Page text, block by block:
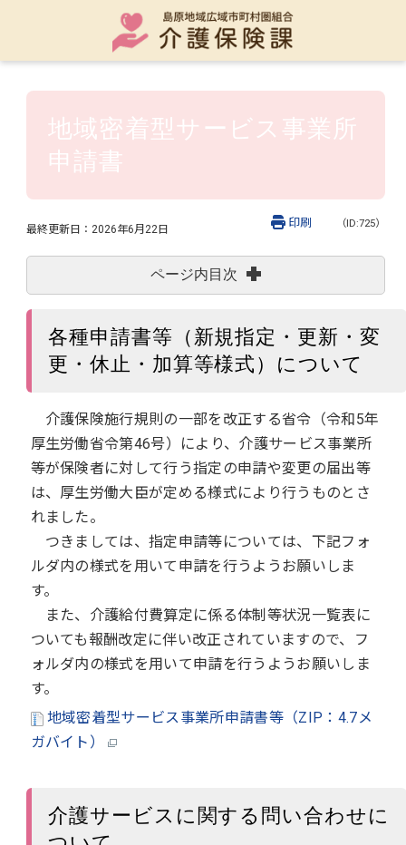
地域密着型サービス事業所
申請書
最終更新日： 2026年6月22日 （ID:725）
印刷
ページ内目次
各種申請書等（新規指定・更新・変
更・休止・加算等様式）について
介護保険施行規則の一部を改正する省令（令和5年
厚生労働省令第46号）により、介護サービス事業所
等が保険者に対して行う指定の申請や変更の届出等
は、厚生労働大臣が定める様式により行うものとさ
れました。
つきましては、指定申請等については、下記フォ
ルダ内の様式を用いて申請を行うようお願いしま
す。
また、介護給付費算定に係る体制等状況一覧表に
ついても報酬改定に伴い改正されていますので、フ
ォルダ内の様式を用いて申請を行うようお願いしま
す。
地域密着型サービス事業所申請書等（ZIP：4.7メ
ガバイト）
介護サービスに関する問い合わせに